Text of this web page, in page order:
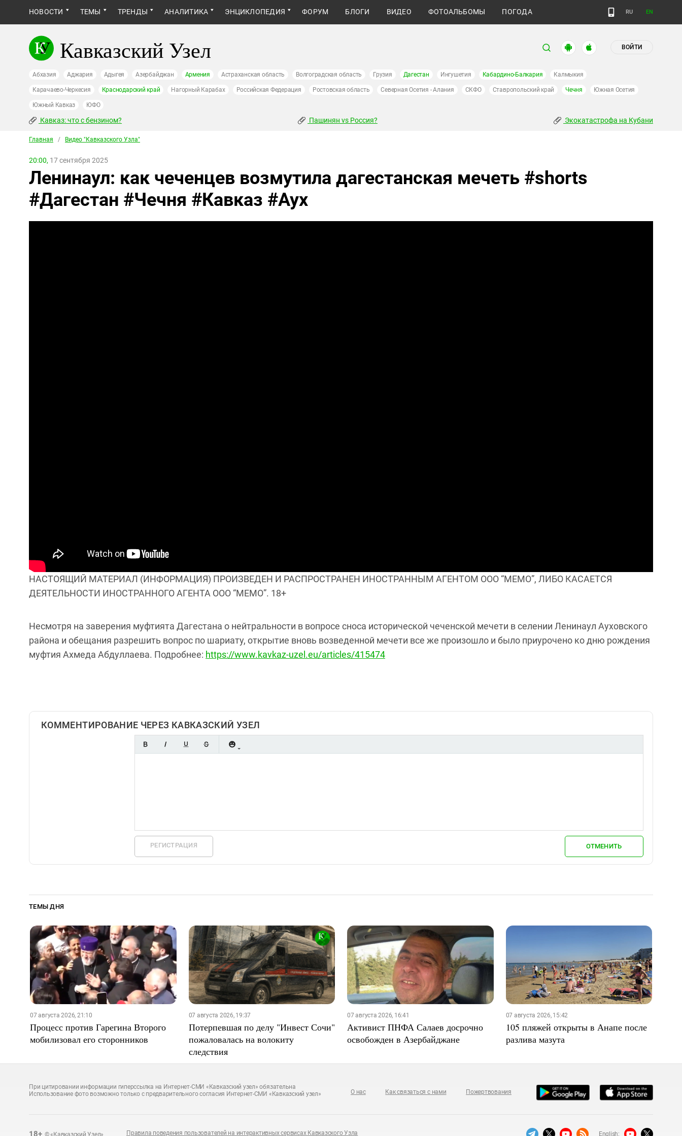
НОВОСТИ ТЕМЫ ТРЕНДЫ АНАЛИТИКА ЭНЦИКЛОПЕДИЯ ФОРУМ БЛОГИ ВИДЕО ФОТОАЛЬБОМЫ ПОГОДА RU EN
Кавказский Узел ВОЙТИ
Абхазия Аджария Адыгея Азербайджан Армения Астраханская область Волгоградская область Грузия Дагестан Ингушетия Кабардино-Балкария Калмыкия
Карачаево-Черкесия Краснодарский край Нагорный Карабах Российская Федерация Ростовская область Северная Осетия - Алания СКФО Ставропольский край Чечня Южная Осетия
Южный Кавказ ЮФО
Кавказ: что с бензином? Пашинян vs Россия? Экокатастрофа на Кубани
Главная / Видео "Кавказcкого Узла"
20:00, 17 сентября 2025
Ленинаул: как чеченцев возмутила дагестанская мечеть #shorts
#Дагестан #Чечня #Кавказ #Аух
НАСТОЯЩИЙ МАТЕРИАЛ (ИНФОРМАЦИЯ) ПРОИЗВЕДЕН И РАСПРОСТРАНЕН ИНОСТРАННЫМ АГЕНТОМ ООО “МЕМО”, ЛИБО КАСАЕТСЯ
ДЕЯТЕЛЬНОСТИ ИНОСТРАННОГО АГЕНТА ООО “МЕМО”. 18+
Несмотря на заверения муфтията Дагестана о нейтральности в вопросе сноса исторической чеченской мечети в селении Ленинаул Ауховского
района и обещания разрешить вопрос по шариату, открытие вновь возведенной мечети все же произошло и было приурочено ко дню рождения
муфтия Ахмеда Абдуллаева. Подробнее: https://www.kavkaz-uzel.eu/articles/415474
КОММЕНТИРОВАНИЕ ЧЕРЕЗ КАВКАЗСКИЙ УЗЕЛ
РЕГИСТРАЦИЯ ОТМЕНИТЬ
ТЕМЫ ДНЯ
07 августа 2026, 21:10
Процесс против Гарегина Второго
мобилизовал его сторонников
07 августа 2026, 19:37
Потерпевшая по делу "Инвест Сочи"
пожаловалась на волокиту
следствия
07 августа 2026, 16:41
Активист ПНФА Салаев досрочно
освобожден в Азербайджане
07 августа 2026, 15:42
105 пляжей открыты в Анапе после
разлива мазута
При цитировании информации гиперссылка на Интернет-СМИ «Кавказский узел» обязательна
Использование фото возможно только с предварительного согласия Интернет-СМИ «Кавказский узел»
О нас Как связаться с нами Пожертвования
18+© «Кавказский Узел» Правила поведения пользователей на интерактивных сервисах Кавказского Узла English: